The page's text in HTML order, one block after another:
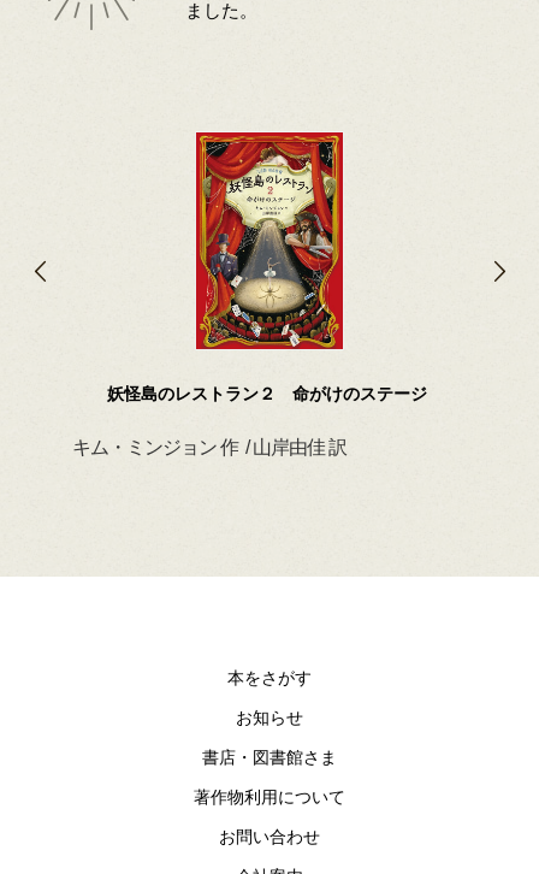
ました。
妖怪島のレストラン２ 命がけのステージ
キム・ミンジョン 作 / 山岸由佳 訳
本をさがす
お知らせ
書店・図書館さま
著作物利用について
お問い合わせ